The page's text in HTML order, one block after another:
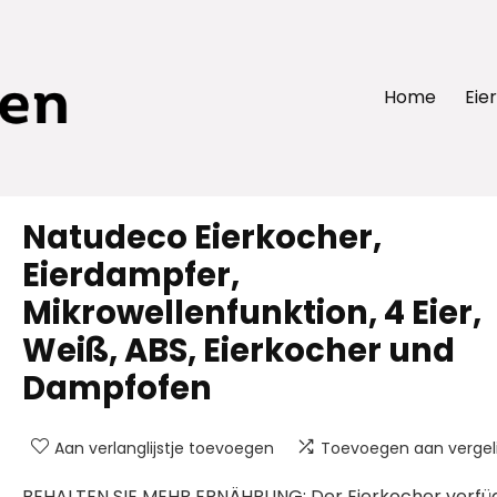
Home
Natudeco Eierkocher,
Eierdampfer,
Mikrowellenfunktion, 4 Eier,
Weiß, ABS, Eierkocher und
Dampfofen
Aan verlanglijstje toevoegen Toevoegen aan